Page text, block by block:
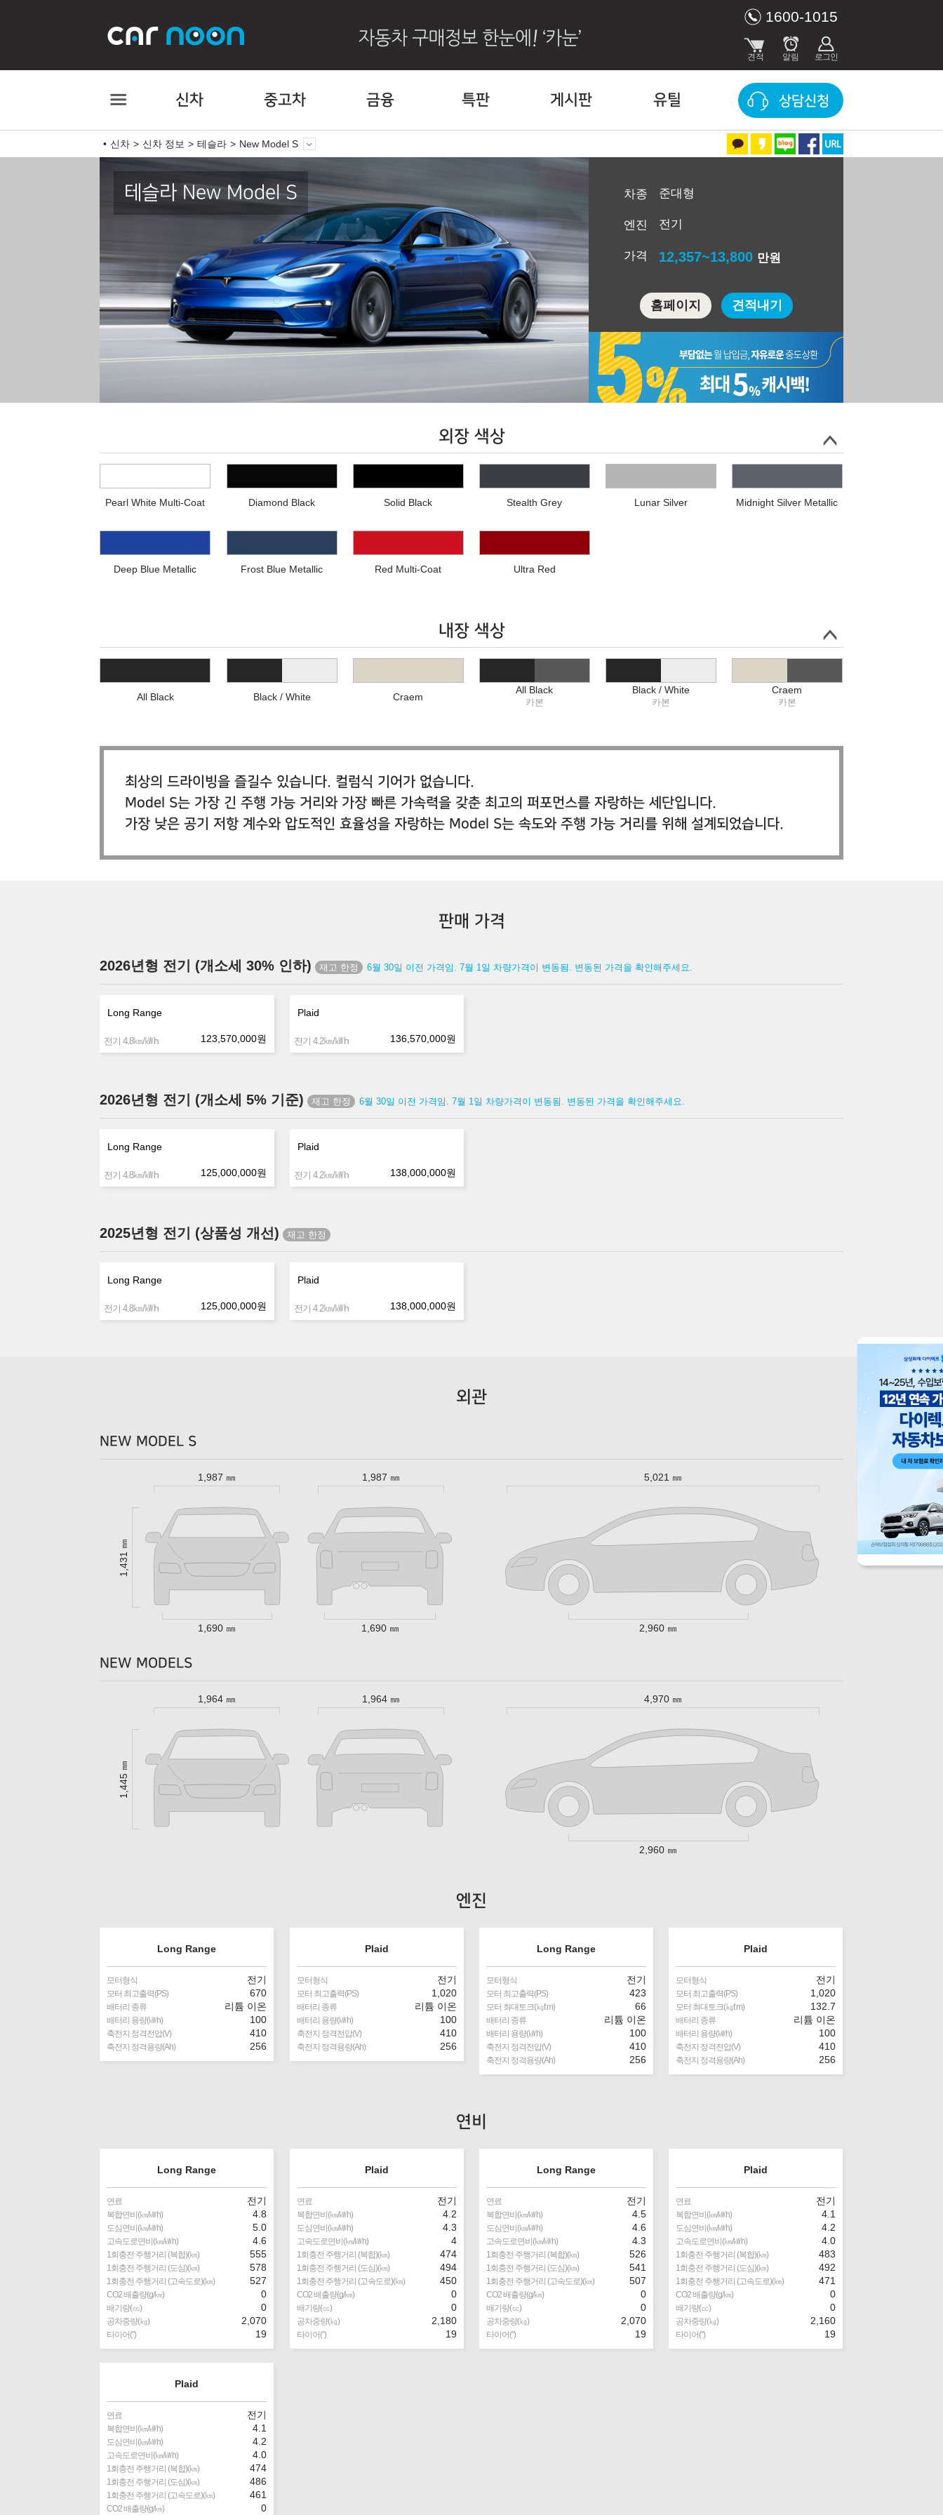
1600-1015
신차 중고차 금융 특판 게시판 유틸 상담신청
신차 신차 정보 테슬라 New Model S
테슬라 New Model S 차종 준대형
엔진 전기
가격 12,357~13,800 만원
홈페이지 견적내기
외장 색상
Pearl White Multi-Coat Diamond Black Solid Black Stealth Grey Lunar Silver Midnight Silver Metallic
Deep Blue Metallic Frost Blue Metallic Red Multi-Coat Ultra Red
내장 색상
All Black Black / White Craem
All Black
카본
Black / White
카본
Craem
카본
최상의 드라이빙을 즐길수 있습니다. 컬럼식 기어가 없습니다.
Model S는 가장 긴 주행 가능 거리와 가장 빠른 가속력을 갖춘 최고의 퍼포먼스를 자랑하는 세단입니다.
가장 낮은 공기 저항 계수와 압도적인 효율성을 자랑하는 Model S는 속도와 주행 가능 거리를 위해 설계되었습니다.
판매 가격
2026년형 전기 (개소세 30% 인하) 6월 30일 이전 가격임. 7월 1일 차량가격이 변동됨. 변동된 가격을 확인해주세요.
Long Range
전기 4.8㎞/㎾h 123,570,000원
Plaid
전기 4.2㎞/㎾h 136,570,000원
2026년형 전기 (개소세 5% 기준) 6월 30일 이전 가격임. 7월 1일 차량가격이 변동됨. 변동된 가격을 확인해주세요.
Long Range
전기 4.8㎞/㎾h 125,000,000원
Plaid
전기 4.2㎞/㎾h 138,000,000원
2025년형 전기 (상품성 개선)
Long Range
전기 4.8㎞/㎾h 125,000,000원
Plaid
전기 4.2㎞/㎾h 138,000,000원
외관
NEW MODEL S
1,987 ㎜ 1,987 ㎜
1,431 ㎜
1,690 ㎜ 1,690 ㎜
5,021 ㎜
2,960 ㎜
NEW MODELS
1,964 ㎜ 1,964 ㎜
1,445 ㎜
4,970 ㎜
2,960 ㎜
엔진
Long Range
모터형식 전기
모터 최고출력(PS) 670
배터리 종류 리튬 이온
배터리 용량(㎾h) 100
축전지 정격전압(V) 410
축전지 정격용량(Ah) 256
Plaid
모터형식 전기
모터 최고출력(PS) 1,020
배터리 종류 리튬 이온
배터리 용량(㎾h) 100
축전지 정격전압(V) 410
축전지 정격용량(Ah) 256
Long Range
모터형식 전기
모터 최고출력(PS) 423
모터 최대토크(㎏f.m) 66
배터리 종류 리튬 이온
배터리 용량(㎾h) 100
축전지 정격전압(V) 410
축전지 정격용량(Ah) 256
Plaid
모터형식 전기
모터 최고출력(PS) 1,020
모터 최대토크(㎏f.m) 132.7
배터리 종류 리튬 이온
배터리 용량(㎾h) 100
축전지 정격전압(V) 410
축전지 정격용량(Ah) 256
연비
Long Range
연료 전기
복합연비(㎞/㎾h) 4.8
도심연비(㎞/㎾h) 5.0
고속도로연비(㎞/㎾h) 4.6
1회충전 주행거리 (복합)(㎞) 555
1회충전 주행거리 (도심)(㎞) 578
1회충전 주행거리 (고속도로)(㎞) 527
CO2 배출량(g/㎞) 0
배기량(㏄) 0
공차중량(㎏) 2,070
타이어(″) 19
Plaid
연료 전기
복합연비(㎞/㎾h) 4.2
도심연비(㎞/㎾h) 4.3
고속도로연비(㎞/㎾h) 4
1회충전 주행거리 (복합)(㎞) 474
1회충전 주행거리 (도심)(㎞) 494
1회충전 주행거리 (고속도로)(㎞) 450
CO2 배출량(g/㎞) 0
배기량(㏄) 0
공차중량(㎏) 2,180
타이어(″) 19
Long Range
연료 전기
복합연비(㎞/㎾h) 4.5
도심연비(㎞/㎾h) 4.6
고속도로연비(㎞/㎾h) 4.3
1회충전 주행거리 (복합)(㎞) 526
1회충전 주행거리 (도심)(㎞) 541
1회충전 주행거리 (고속도로)(㎞) 507
CO2 배출량(g/㎞) 0
배기량(㏄) 0
공차중량(㎏) 2,070
타이어(″) 19
Plaid
연료 전기
복합연비(㎞/㎾h) 4.1
도심연비(㎞/㎾h) 4.2
고속도로연비(㎞/㎾h) 4.0
1회충전 주행거리 (복합)(㎞) 483
1회충전 주행거리 (도심)(㎞) 492
1회충전 주행거리 (고속도로)(㎞) 471
CO2 배출량(g/㎞) 0
배기량(㏄) 0
공차중량(㎏) 2,160
타이어(″) 19
Plaid
연료 전기
복합연비(㎞/㎾h) 4.1
도심연비(㎞/㎾h) 4.2
고속도로연비(㎞/㎾h) 4.0
1회충전 주행거리 (복합)(㎞) 474
1회충전 주행거리 (도심)(㎞) 486
1회충전 주행거리 (고속도로)(㎞) 461
CO2 배출량(g/㎞) 0